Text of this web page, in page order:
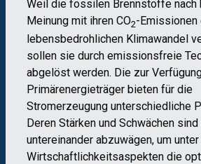
Weil die fossilen Brennstoffe nach
Meinung mit ihren CO2-Emissionen
lebensbedrohlichen Klimawandel
sollen sie durch emissionsfreie
abgelöst werden. Die zur
Primärenergieträger bieten für die
Stromerzeugung unterschiedliche
Deren Stärken und Schwächen sind
untereinander abzuwägen, um
Wirtschaftlichkeitsaspekten die